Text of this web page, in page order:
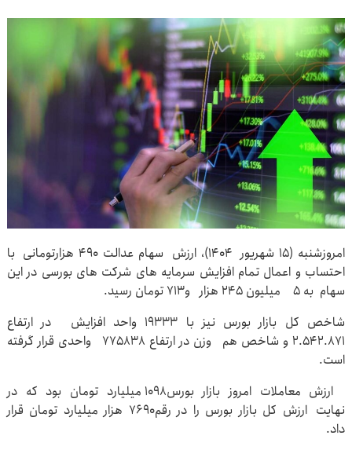
امروزشنبه (۱۵ شهریور ۱۴۰۴)، ارزش سهام عدالت ۴۹۰ هزارتومانی با
احتساب و اعمال تمام افزایش سرمایه های شرکت های بورسی در این
سهام به ۵ میلیون ۲۴۵ هزار و۷۱۳ تومان رسید.
شاخص کل بازار بورس نیز با ۱۹۳۳۳ واحد افزایش در ارتفاع
۲.۵۴۲.۸۷۱ و شاخص هم وزن در ارتفاع ۷۷۵۸۳۸ واحدی قرار گرفته
است.
ارزش معاملات امروز بازار بورس۱۰۹۸ میلیارد تومان بود که در
نهایت ارزش کل بازار بورس را در رقم۷۶۹۰ هزار میلیارد تومان قرار
داد.